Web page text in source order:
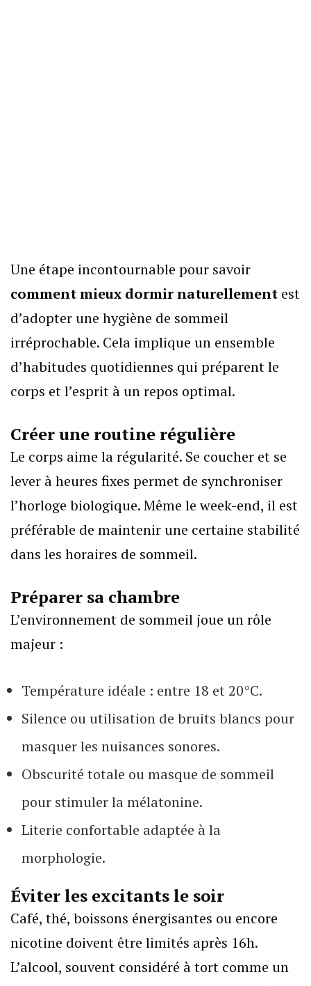
Une étape incontournable pour savoir
comment mieux dormir naturellement est
d’adopter une hygiène de sommeil
irréprochable. Cela implique un ensemble
d’habitudes quotidiennes qui préparent le
corps et l’esprit à un repos optimal.
Créer une routine régulière
Le corps aime la régularité. Se coucher et se
lever à heures fixes permet de synchroniser
l’horloge biologique. Même le week-end, il est
préférable de maintenir une certaine stabilité
dans les horaires de sommeil.
Préparer sa chambre
L’environnement de sommeil joue un rôle
majeur :
Température idéale : entre 18 et 20°C.
Silence ou utilisation de bruits blancs pour
masquer les nuisances sonores.
Obscurité totale ou masque de sommeil
pour stimuler la mélatonine.
Literie confortable adaptée à la
morphologie.
Éviter les excitants le soir
Café, thé, boissons énergisantes ou encore
nicotine doivent être limités après 16h.
L’alcool, souvent considéré à tort comme un